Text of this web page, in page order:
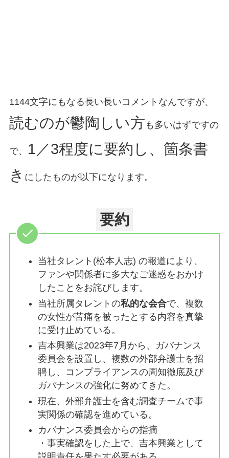
1144文字にもなる長い長いコメントなんですが、
読むのが鬱陶しい方 も多いはずですの
で、
1／3程度に要約し、箇条書
き にしたものが以下になります。
要約
当社タレント(松本人志) の報道により、
ファンや関係者に多大なご迷惑をおかけ
したことをお詫びします。
当社所属タレントの私的な会合で、複数
の女性が苦痛を被ったとする内容を真摯
に受け止めている。
吉本興業は2023年7月から、ガバナンス
委員会を設置し、複数の外部弁護士を招
聘し、コンプライアンスの周知徹底及び
ガバナンスの強化に努めてきた。
現在、外部弁護士を含む調査チームで事
実関係の確認を進めている。
カバナンス委員会からの指摘
・事実確認をした上で、吉本興業として